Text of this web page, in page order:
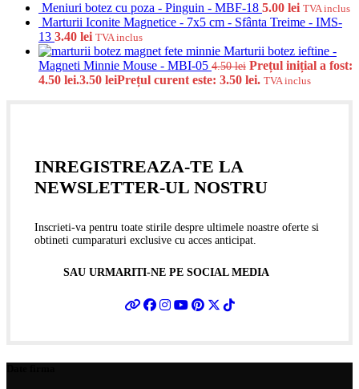
Meniuri botez cu poza - Pinguin - MBF-18 5.00 lei TVA inclus
Marturii Iconite Magnetice - 7x5 cm - Sfânta Treime - IMS-
13 3.40 lei TVA inclus
Marturii botez ieftine -
Magneti Minnie Mouse - MBI-05 4.50lei Prețul inițial a fost:
4.50 lei.3.50 leiPrețul curent este: 3.50 lei. TVA inclus
INREGISTREAZA-TE LA
NEWSLETTER-UL NOSTRU
Inscrieti-va pentru toate stirile despre ultimele noastre oferte si
obtineti cumparaturi exclusive cu acces anticipat.
SAU URMARITI-NE PE SOCIAL MEDIA